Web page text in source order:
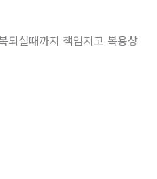
되실때까지 책임지고 복용상